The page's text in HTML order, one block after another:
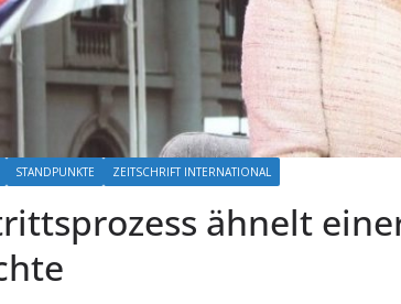
STANDPUNKTE ZEITSCHRIFT INTERNATIONAL
ähnelt